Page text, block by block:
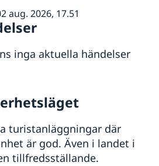
aug. 2026, 17.51
inga aktuella händelser
turistanläggningar där
är god. Även i landet i
tillfredsställande.